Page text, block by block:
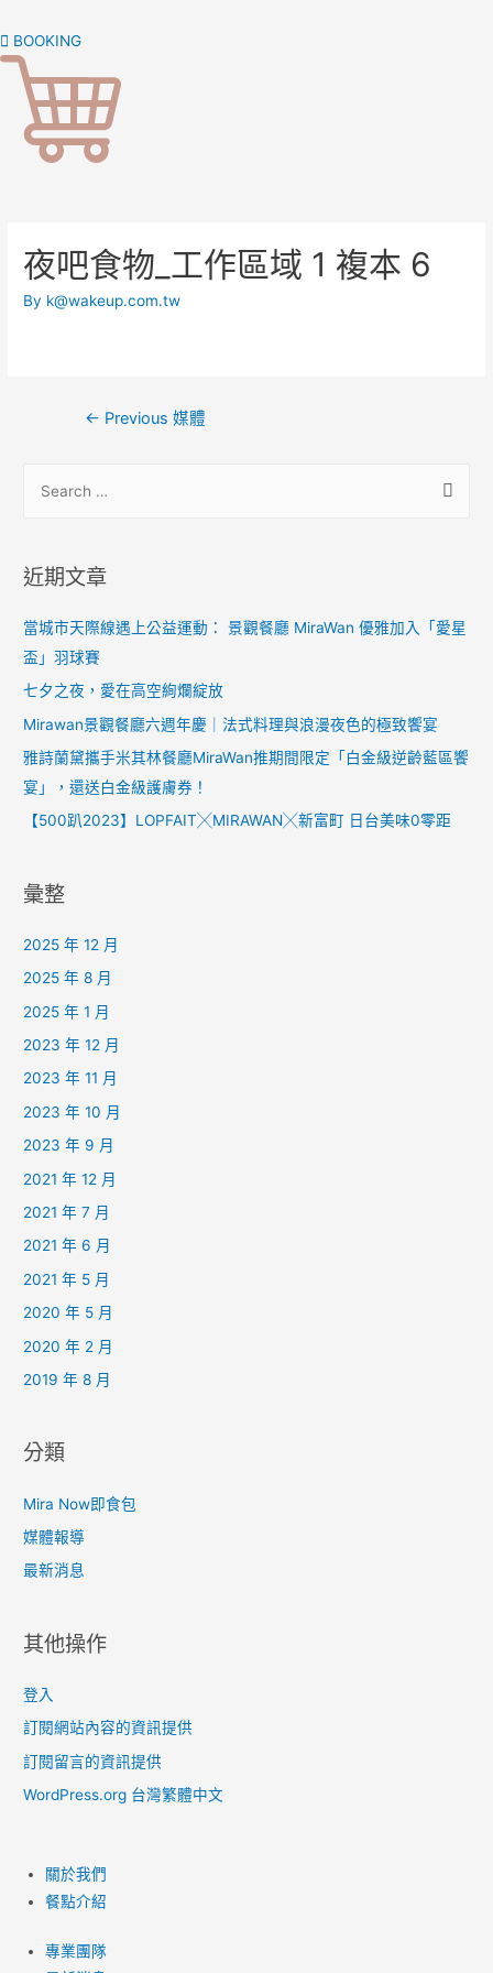
to
content
BOOKING
夜吧食物_工作區域 1 複本 6
By k@wakeup.com.tw
覽
← Previous 媒體
r
h
f
o
r
近期文章
當城市天際線遇上公益運動： 景觀餐廳 MiraWan 優雅加入「愛星
盃」羽球賽
七夕之夜，愛在高空絢爛綻放
Mirawan景觀餐廳六週年慶｜法式料理與浪漫夜色的極致饗宴
雅詩蘭黛攜手米其林餐廳MiraWan推期間限定「白金級逆齡藍區饗
宴」，還送白金級護膚券！
【500趴2023】LOPFAIT╳MIRAWAN╳新富町 日台美味0零距
彙整
2025 年 12 月
2025 年 8 月
2025 年 1 月
2023 年 12 月
2023 年 11 月
2023 年 10 月
2023 年 9 月
2021 年 12 月
2021 年 7 月
2021 年 6 月
2021 年 5 月
2020 年 5 月
2020 年 2 月
2019 年 8 月
分類
Mira Now即食包
媒體報導
最新消息
其他操作
登入
訂閱網站內容的資訊提供
訂閱留言的資訊提供
WordPress.org 台灣繁體中文
關於我們
餐點介紹
專業團隊